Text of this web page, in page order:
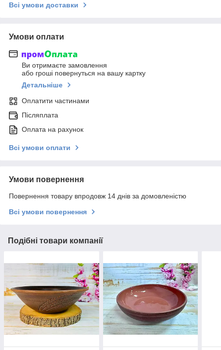
Всі умови доставки
Умови оплати
Ви отримаєте замовлення
або гроші повернуться на вашу картку
Детальніше
Оплатити частинами
Післяплата
Оплата на рахунок
Всі умови оплати
Умови повернення
Повернення товару впродовж 14 днів за домовленістю
Всі умови повернення
Подібні товари компанії